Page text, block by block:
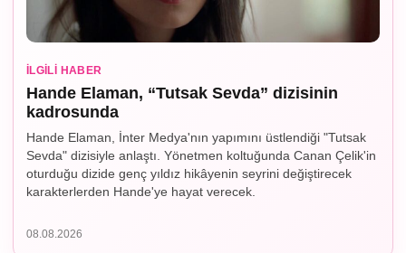
İLGILI HABER
Hande Elaman, “Tutsak Sevda” dizisinin
kadrosunda
Hande Elaman, İnter Medya'nın yapımını üstlendiği "Tutsak
Sevda" dizisiyle anlaştı. Yönetmen koltuğunda Canan Çelik'in
oturduğu dizide genç yıldız hikâyenin seyrini değiştirecek
karakterlerden Hande'ye hayat verecek.
08.08.2026